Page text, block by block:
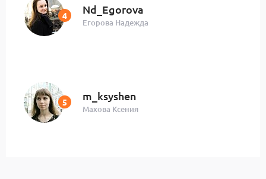
Nd_Egorova
Егорова Надежда
m_ksyshen
Махова Ксения